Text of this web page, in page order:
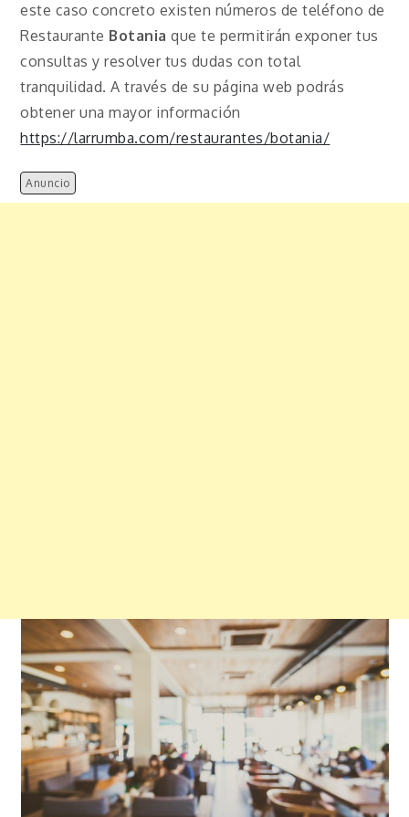
este caso concreto existen números de teléfono de
Restaurante Botania que te permitirán exponer tus
consultas y resolver tus dudas con total
tranquilidad. A través de su página web podrás
obtener una mayor información
https://larrumba.com/restaurantes/botania/
Anuncio